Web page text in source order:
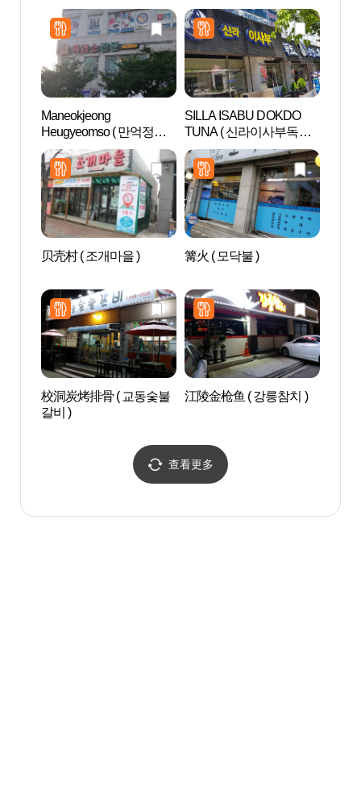
교동점)
Maneokjeong
Heugyeomso ( 만억정흑
염소 )
SILLA ISABU DOKDO
TUNA ( 신라이사부독도
참치 )
贝壳村 ( 조개마을 ) 篝火 ( 모닥불 )
校洞炭烤排骨 ( 교동숯불
갈비 )
江陵金枪鱼 ( 강릉참치 )
查看更多